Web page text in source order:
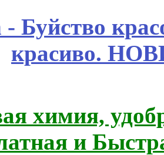
- Буйство
красиво.
химия,
и